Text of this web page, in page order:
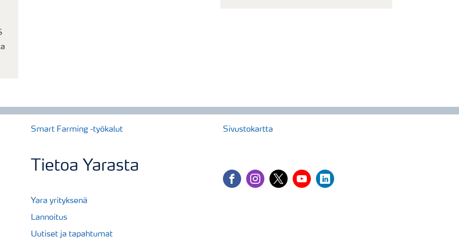
Smart Farming -työkalut Sivustokartta
Tietoa Yarasta
Yara yrityksenä
Lannoitus
Uutiset ja tapahtumat
facebookinstagram
twitteryoutubelinkedin